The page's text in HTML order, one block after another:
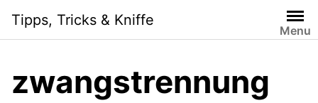
content
Tipps, Tricks & Kniffe
Menu
zwangstrennung